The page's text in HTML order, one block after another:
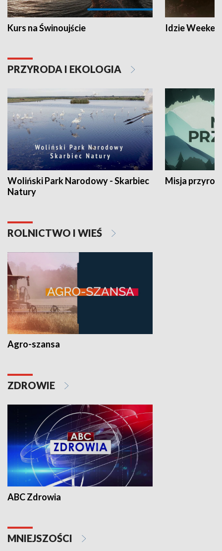
Kurs na Świnoujście Idzie
PRZYRODA I EKOLOGIA
Woliński Park Narodowy - Skarbiec
Natury
Misja
ROLNICTWO I WIEŚ
Agro-szansa
ZDROWIE
ABC Zdrowia
MNIEJSZOŚCI